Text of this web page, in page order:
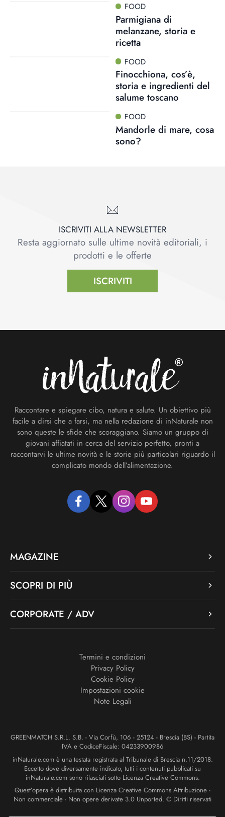
FOOD
Parmigiana di
melanzane, storia e
ricetta
FOOD
Finocchiona, cos’è,
storia e ingredienti del
salume toscano
FOOD
Mandorle di mare, cosa
sono?
ISCRIVITI ALLA NEWSLETTER
Resta aggiornato sulle ultime novità editoriali, i
prodotti e le offerte
ISCRIVITI
Raccontare e spiegare cibo, natura e salute. Un obiettivo più
facile a dirsi che a farsi, ma nella redazione di inNaturale non
sono queste le sfide che scoraggiano. Siamo un gruppo di
giovani affiatati in cerca del servizio perfetto, pronti a
raccontarvi le ultime novità e le storie più particolari riguardo il
complicato mondo dell’alimentazione.
facebooktwitter instagramyoutube
MAGAZINE
SCOPRI DI PIÙ
CORPORATE / ADV
Termini e condizioni
Privacy Policy
Cookie Policy
Impostazioni cookie
Note Legali
GREENMATCH S.R.L. S.B. - Via Corfù, 106 - 25124 - Brescia (BS) - Partita
IVA e CodiceFiscale: 04233900986
inNaturale.com è una testata registrata al Tribunale di Brescia n.11/2018.
Eccetto dove diversamente indicato, tutti i contenuti pubblicati su
inNaturale.com sono rilasciati sotto Licenza Creative Commons.
Quest’opera è distribuita con Licenza Creative Commons Attribuzione -
Non commerciale - Non opere derivate 3.0 Unported. © Diritti riservati